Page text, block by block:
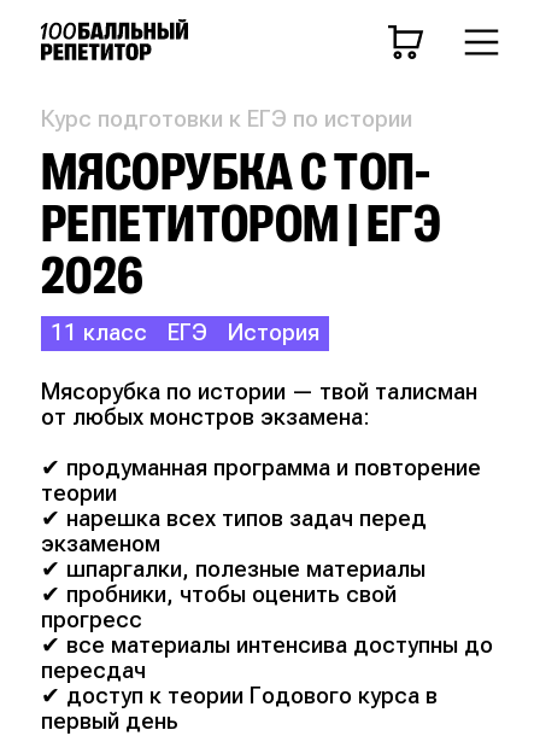
Курс подготовки к ЕГЭ по истории
МЯСОРУБКА С ТОП-
РЕПЕТИТОРОМ | ЕГЭ
2026
11 класс ЕГЭ История
Мясорубка по истории — твой талисман
от любых монстров экзамена:
✔ продуманная программа и повторение
теории
✔ нарешка всех типов задач перед
экзаменом
✔ шпаргалки, полезные материалы
✔ пробники, чтобы оценить свой
прогресс
✔ все материалы интенсива доступны до
пересдач
✔ доступ к теории Годового курса в
первый день